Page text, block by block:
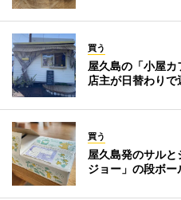
買う
屋久島の「小屋
店主が日替わりで
買う
屋久島発のサル
ジョー」の段ボー